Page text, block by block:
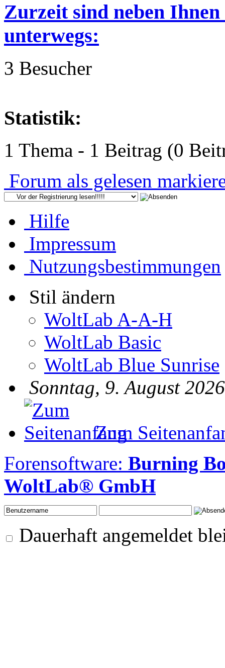
Zurzeit sind neben
unterwegs:
3 Besucher
Statistik:
1 Thema - 1 Beitrag (0
Forum als gelesen
Hilfe
Impressum
Nutzungsbestimmungen
Stil ändern
WoltLab A-A-H
WoltLab Basic
WoltLab Blue Sunrise
Sonntag, 9. August
Zum
Forensoftware: Burning
WoltLab® GmbH
Dauerhaft angemeldet